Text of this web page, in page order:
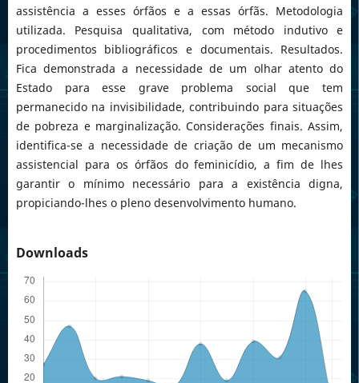
assistência a esses órfãos e a essas órfãs. Metodologia
utilizada. Pesquisa qualitativa, com método indutivo e
procedimentos bibliográficos e documentais. Resultados.
Fica demonstrada a necessidade de um olhar atento do
Estado para esse grave problema social que tem
permanecido na invisibilidade, contribuindo para situações
de pobreza e marginalização. Considerações finais. Assim,
identifica-se a necessidade de criação de um mecanismo
assistencial para os órfãos do feminicídio, a fim de lhes
garantir o mínimo necessário para a existência digna,
propiciando-lhes o pleno desenvolvimento humano.
Downloads